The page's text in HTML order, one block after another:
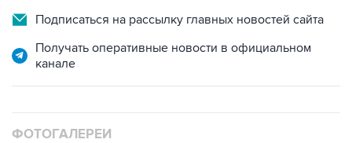
Подписаться на рассылку главных новостей сайта
Получать оперативные новости в официальном
канале
ФОТОГАЛЕРЕИ